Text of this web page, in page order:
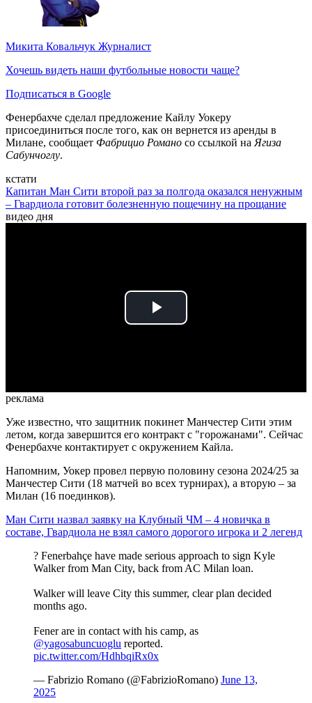
Микита Ковальчук Журналист
Хочешь видеть наши футбольные новости чаще?
Подписаться в Google
Фенербахче сделал предложение Кайлу Уокеру
присоединиться после того, как он вернется из аренды в
Милане, сообщает Фабрицио Романо со ссылкой наЯгиза
Сабунчоглу.
кстати
Капитан Ман Сити второй раз за полгода оказался ненужным
– Гвардиола готовит болезненную пощечину на прощание
видео дня
Play
реклама
Уже известно, что защитник покинет Манчестер Сити этим
летом, когда завершится его контракт с "горожанами". Сейчас
Фенербахче контактирует с окружением Кайла.
Напомним, Уокер провел первую половину сезона 2024/25 за
Манчестер Сити (18 матчей во всех турнирах), а вторую – за
Милан (16 поединков).
Ман Сити назвал заявку на Клубный ЧМ – 4 новичка в
составе, Гвардиола не взял самого дорогого игрока и 2 легенд
? Fenerbahçe have made serious approach to sign Kyle
Walker from Man City, back from AC Milan loan.
Walker will leave City this summer, clear plan decided
months ago.
Fener are in contact with his camp, as
@yagosabuncuoglu reported.
pic.twitter.com/HdhbqiRx0x
— Fabrizio Romano (@FabrizioRomano) June 13,
2025